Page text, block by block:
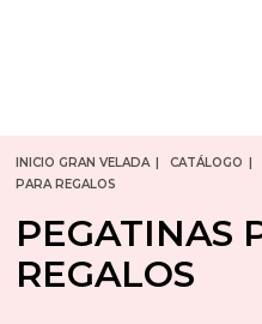
INICIO GRAN VELADA CATÁLOGO
PARA REGALOS
PEGATINAS
REGALOS